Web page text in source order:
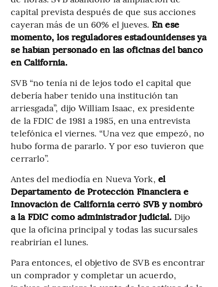
capital prevista después de que sus acciones
cayeran más de un 60% el jueves. En ese
momento, los reguladores estadounidenses ya
se habían personado en las oficinas del banco
en California.
SVB “no tenía ni de lejos todo el capital que
debería haber tenido una institución tan
arriesgada”, dijo William Isaac, ex presidente
de la FDIC de 1981 a 1985, en una entrevista
telefónica el viernes. “Una vez que empezó, no
hubo forma de pararlo. Y por eso tuvieron que
cerrarlo”.
Antes del mediodía en Nueva York, el
Departamento de Protección Financiera e
Innovación de California cerró SVB y nombró
a la FDIC como administrador judicial. Dijo
que la oficina principal y todas las sucursales
reabrirían el lunes.
Para entonces, el objetivo de SVB es encontrar
un comprador y completar un acuerdo,